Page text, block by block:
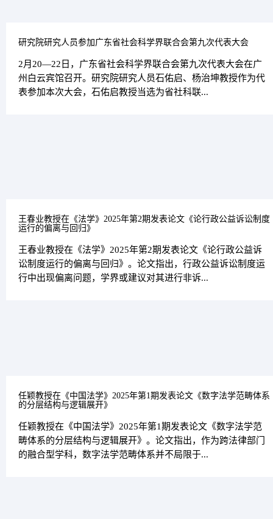
研究院研究人员参加广东省社会科学界联合会第九次代表大会
2月20—22日，广东省社会科学界联合会第九次代表大会在广
州白云宾馆召开。研究院研究人员石佑启、杨治坤教授作为代
表参加本次大会，石佑启教授当选为省社科联...
王春业教授在《法学》2025年第2期发表论文《论行政公益诉讼制度
运行的偏离与回归》
王春业教授在《法学》2025年第2期发表论文《论行政公益诉
讼制度运行的偏离与回归》。论文指出，行政公益诉讼制度运
行中出现偏离问题，学界或建议对其进行非诉...
任颖教授在《中国法学》2025年第1期发表论文《数字法学范畴体系
的分层结构与逻辑展开》
任颖教授在《中国法学》2025年第1期发表论文《数字法学范
畴体系的分层结构与逻辑展开》。论文指出，作为跨法律部门
的融合型学科，数字法学范畴体系并不局限于...